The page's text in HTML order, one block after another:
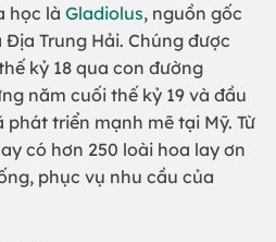
học là Gladiolus, nguồn gốc
Trung Hải. Chúng được
kỷ 18 qua con đường
năm cuối thế kỷ 19 và đầu
triển mạnh mẽ tại Mỹ. Từ
có hơn 250 loài hoa lay ơn
phục vụ nhu cầu của